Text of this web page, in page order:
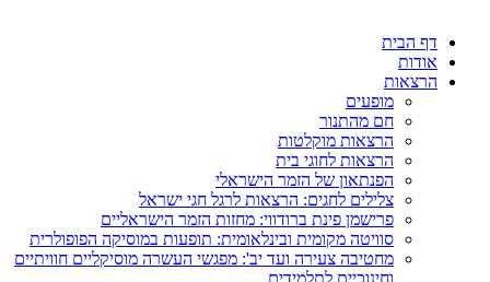
דף הבית
אודות
הרצאות
מופעים
חם מהתנור
הרצאות מוקלטות
הרצאות לחוגי בית
הפנתאון של הזמר הישראלי
צלילים לחגים: הרצאות לרגל חגי ישראל
פרישמן פינת ברודווי: מחזות הזמר הישראליים
סוויטה מקומית ובינלאומית: תופעות במוסיקה הפופולרית
מחטיבה צעירה ועד יב': מפגשי העשרה מוסיקליים חוויתיים
וחינוכיים לתלמידים